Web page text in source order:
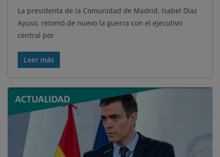
La presidenta de la Comunidad de Madrid, Isabel Díaz
Ayuso, retomó de nuevo la guerra con el ejecutivo
central por
Leer más